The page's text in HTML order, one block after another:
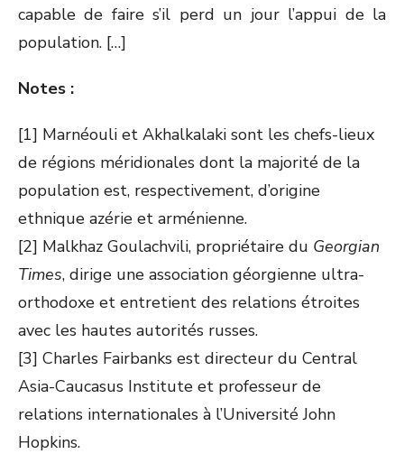
capable de faire s’il perd un jour l’appui de la
population. […]
Notes :
[1] Marnéouli et Akhalkalaki sont les chefs-lieux
de régions méridionales dont la majorité de la
population est, respectivement, d’origine
ethnique azérie et arménienne.
[2] Malkhaz Goulachvili, propriétaire du Georgian
Times, dirige une association géorgienne ultra-
orthodoxe et entretient des relations étroites
avec les hautes autorités russes.
[3] Charles Fairbanks est directeur du Central
Asia-Caucasus Institute et professeur de
relations internationales à l’Université John
Hopkins.